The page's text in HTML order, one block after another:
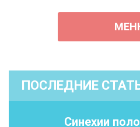
ПОСЛЕДНИЕ
Синехии